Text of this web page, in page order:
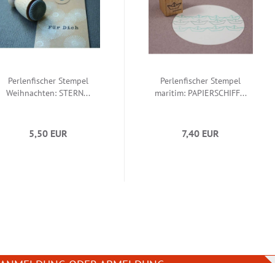
Perlenfischer Stempel
Weihnachten: STERN...
5,50 EUR
Perlenfischer Stempel
maritim: PAPIERSCHIFF...
7,40 EUR